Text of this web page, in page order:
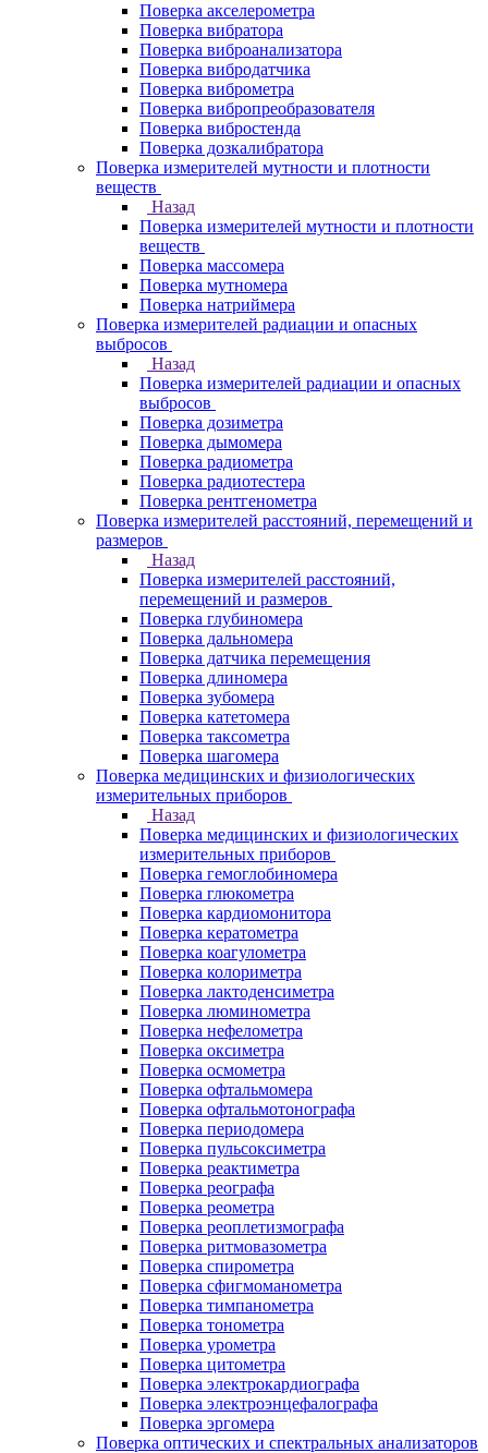
Поверка акселерометра
Поверка вибратора
Поверка виброанализатора
Поверка вибродатчика
Поверка виброметра
Поверка вибропреобразователя
Поверка вибростенда
Поверка дозкалибратора
Поверка измерителей мутности и плотности
веществ
Назад
Поверка измерителей мутности и плотности
веществ
Поверка массомера
Поверка мутномера
Поверка натриймера
Поверка измерителей радиации и опасных
выбросов
Назад
Поверка измерителей радиации и опасных
выбросов
Поверка дозиметра
Поверка дымомера
Поверка радиометра
Поверка радиотестера
Поверка рентгенометра
Поверка измерителей расстояний, перемещений и
размеров
Назад
Поверка измерителей расстояний,
перемещений и размеров
Поверка глубиномера
Поверка дальномера
Поверка датчика перемещения
Поверка длиномера
Поверка зубомера
Поверка катетомера
Поверка таксометра
Поверка шагомера
Поверка медицинских и физиологических
измерительных приборов
Назад
Поверка медицинских и физиологических
измерительных приборов
Поверка гемоглобиномера
Поверка глюкометра
Поверка кардиомонитора
Поверка кератометра
Поверка коагулометра
Поверка колориметра
Поверка лактоденсиметра
Поверка люминометра
Поверка нефелометра
Поверка оксиметра
Поверка осмометра
Поверка офтальмомера
Поверка офтальмотонографа
Поверка периодомера
Поверка пульсоксиметра
Поверка реактиметра
Поверка реографа
Поверка реометра
Поверка реоплетизмографа
Поверка ритмовазометра
Поверка спирометра
Поверка сфигмоманометра
Поверка тимпанометра
Поверка тонометра
Поверка урометра
Поверка цитометра
Поверка электрокардиографа
Поверка электроэнцефалографа
Поверка эргомера
Поверка оптических и спектральных анализаторов